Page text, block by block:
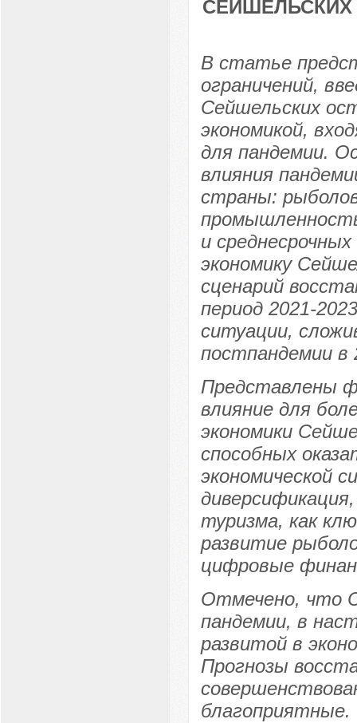
В статье
ограничений,
Сейшельских
экономикой,
для пандемии.
влияния
страны:
и
экономику
сценарий
период 2021-
ситуации,
постпандемии в
Представлены
влияние для
экономики
способных
экономической
туризма, как
развитие
цифровые
Отмечено, что
пандемии, в
развитой в
Прогнозы
благоприятные.